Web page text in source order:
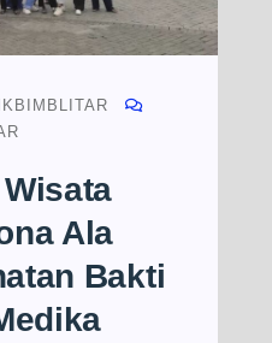
Ala
Bakti